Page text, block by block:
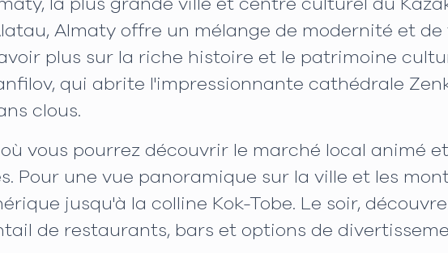
la plus grande ville et centre culturel du
Almaty offre un mélange de modernité et
plus sur la riche histoire et le patrimoine
qui abrite l'impressionnante cathédrale
clous.
vous pourrez découvrir le marché local animé
Pour une vue panoramique sur la ville et les
jusqu'à la colline Kok-Tobe. Le soir,
de restaurants, bars et options de